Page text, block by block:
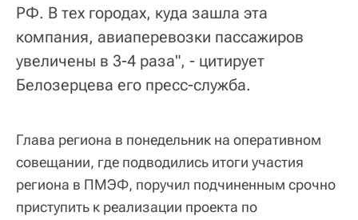
РФ. В тех городах, куда зашла эта
компания, авиаперевозки пассажиров
увеличены в 3-4 раза", - цитирует
Белозерцева его пресс-служба.
Глава региона в понедельник на оперативном
совещании, где подводились итоги участия
региона в ПМЭФ, поручил подчиненным срочно
приступить к реализации проекта по